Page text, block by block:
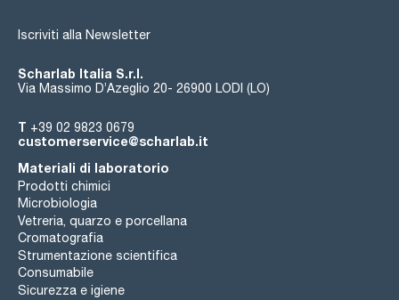
Iscriviti alla Newsletter
Scharlab Italia S.r.l.
Via Massimo D’Azeglio 20- 26900 LODI (LO)
T +39 02 9823 0679
customerservice@scharlab.it
Materiali di laboratorio
Prodotti chimici
Microbiologia
Vetreria, quarzo e porcellana
Cromatografia
Strumentazione scientifica
Consumabile
Sicurezza e igiene